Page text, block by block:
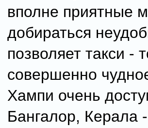
вполне приятные
добираться
позволяет такси
совершенно
Хампи очень
Бангалор, Керала